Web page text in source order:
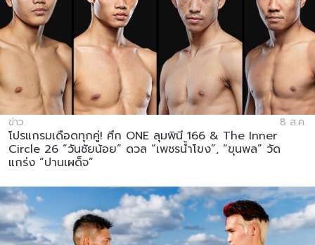
ข่าว 8 ส.ค.
โปรแกรมเดือดทุกคู่! ศึก ONE ลุมพินี 166 & The Inner
Circle 26 “วันชัยน้อย” ดวล “เพชรน้ำโขง”, “ขุนพล” วัด
แกร่ง “ปานเผด็จ”